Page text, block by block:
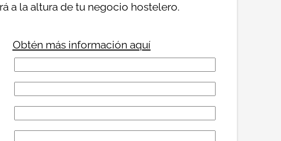
a la altura de tu negocio hostelero.
Obtén más información aquí